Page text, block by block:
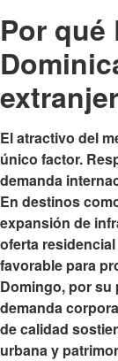
Por qué
El atractivo del
único factor.
demanda
En destinos
expansión de
oferta
favorable para
Domingo, por su
demanda
de calidad
urbana y